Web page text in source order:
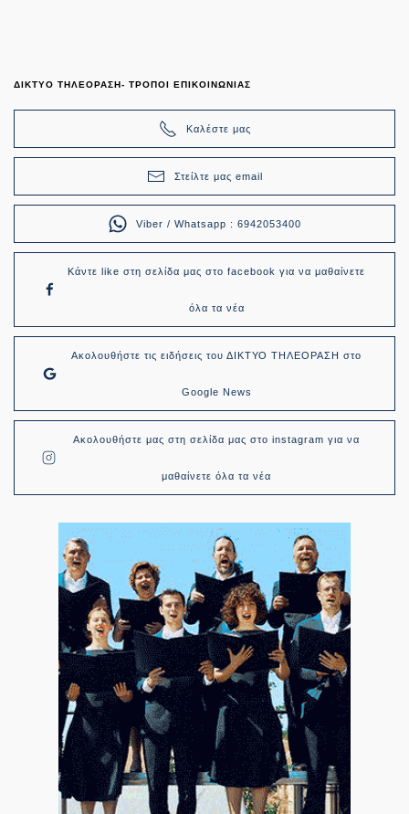
ΔΙΚΤΥΟ ΤΗΛΕΟΡΑΣΗ- ΤΡΟΠΟΙ ΕΠΙΚΟΙΝΩΝΙΑΣ
Καλέστε μας
Στείλτε μας email
Viber / Whatsapp : 6942053400
Κάντε like στη σελίδα μας στο facebook για να μαθαίνετε
όλα τα νέα
Ακολουθήστε τις ειδήσεις του ΔΙΚΤΥΟ ΤΗΛΕΟΡΑΣΗ στο
Google News
Ακολουθήστε μας στη σελίδα μας στο instagram για να
μαθαίνετε όλα τα νέα